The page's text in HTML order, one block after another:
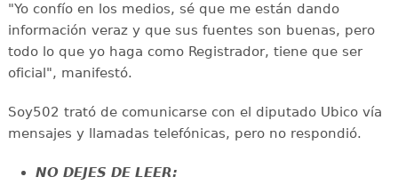
"Yo confío en los medios, sé que me están dando
información veraz y que sus fuentes son buenas, pero
todo lo que yo haga como Registrador, tiene que ser
oficial", manifestó.
Soy502 trató de comunicarse con el diputado Ubico vía
mensajes y llamadas telefónicas, pero no respondió.
NO DEJES DE LEER: